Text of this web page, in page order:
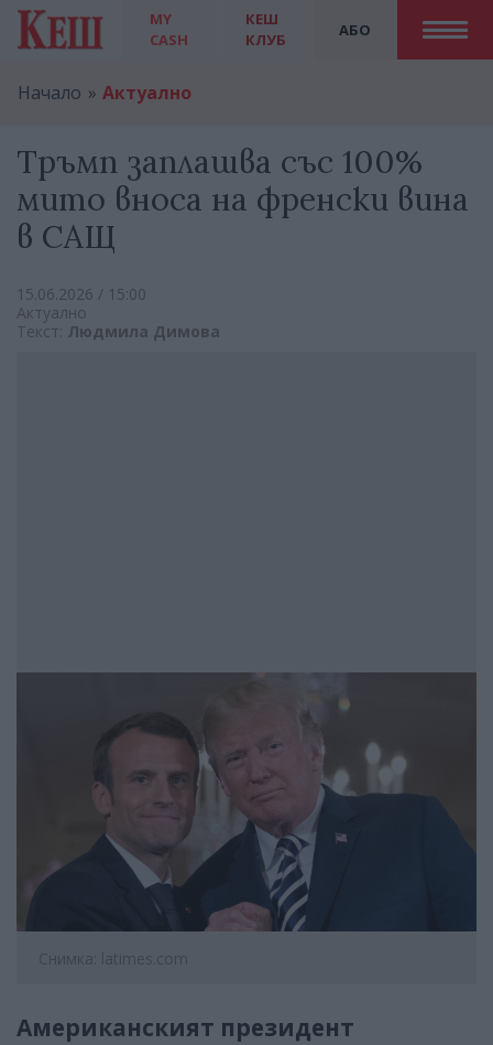
MY
CASH
АБО
КЕШ
КЛУБ
Начало Актуално
Тръмп заплашва със 100%
мито вноса на френски вина
в САЩ
15.06.2026 / 15:00
Актуално
Текст: Людмила Димова
Снимка: latimes.com
Американският президент